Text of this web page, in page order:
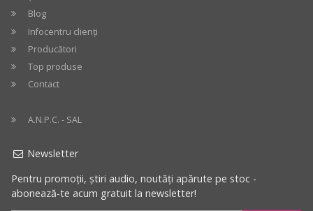
Blog
Infocentru clienți
Producători
Top produse
Contact
A.N.P.C. - SAL
Newsletter
Pentru promoții, știri audio, noutăți apărute pe stoc -
abonează-te acum gratuit la newsletter!